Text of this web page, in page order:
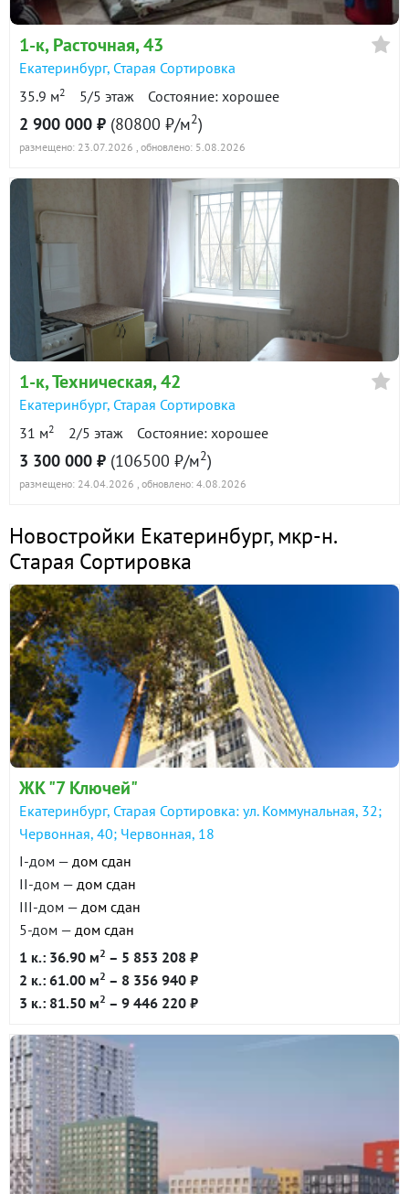
1-к, Расточная, 43
Екатеринбург, Старая Сортировка
35.9 м2 5/5 этаж Состояние: хорошее
2 900 000 ₽ (80800 ₽/м2)
размещено: 23.07.2026 , обновлено: 5.08.2026
1-к, Техническая, 42
Екатеринбург, Старая Сортировка
31 м2 2/5 этаж Состояние: хорошее
3 300 000 ₽ (106500 ₽/м2)
размещено: 24.04.2026 , обновлено: 4.08.2026
Новостройки Екатеринбург,мкр-н.
Старая Сортировка
ЖК "7 Ключей"
Екатеринбург, Старая Сортировка: ул. Коммунальная, 32;
Червонная, 40; Червонная, 18
I-дом — дом сдан
II-дом — дом сдан
III-дом — дом сдан
5-дом — дом сдан
1 к.: 36.90 м2 – 5 853 208 ₽
2 к.: 61.00 м2 – 8 356 940 ₽
3 к.: 81.50 м2 – 9 446 220 ₽